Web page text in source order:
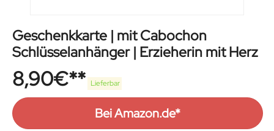
Geschenkkarte | mit Cabochon
Schlüsselanhänger | Erzieherin mit Herz
8,90€ Lieferbar
Bei Amazon.de*